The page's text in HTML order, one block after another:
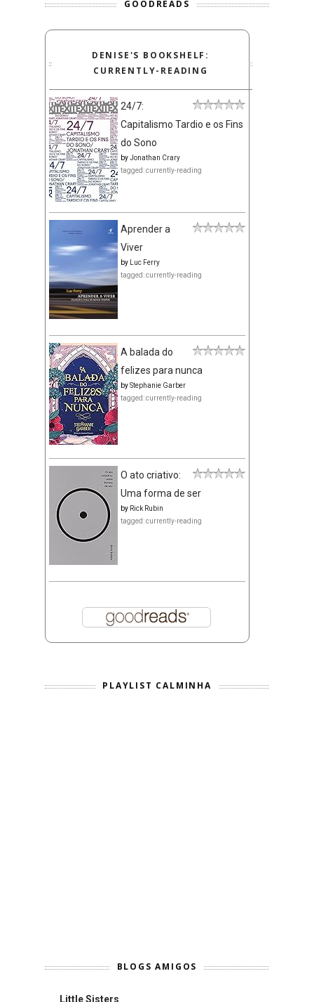
GOODREADS
DENISE'S BOOKSHELF:
CURRENTLY-READING
24/7:
Capitalismo Tardio e os Fins
do Sono
byJonathan Crary
tagged: currently-reading
Aprender a
Viver
by
Luc Ferry
tagged: currently-reading
A balada do
felizes para nunca
byStephanie Garber
tagged: currently-reading
O ato criativo:
Uma forma de ser
by Rick Rubin
tagged: currently-reading
PLAYLIST CALMINHA
BLOGS AMIGOS
Little Sisters